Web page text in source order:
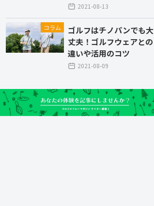
2021-08-13
コラム
ゴルフはチノパンでも大
丈夫！ゴルフウェアとの
違いや活用のコツ
2021-08-09